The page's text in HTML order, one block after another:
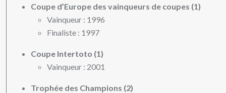
Coupe d’Europe des vainqueurs de coupes (1)
Vainqueur : 1996
Finaliste : 1997
Coupe Intertoto (1)
Vainqueur : 2001
Trophée des Champions (2)